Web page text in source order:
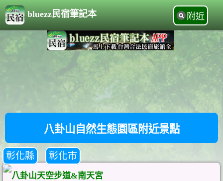
bluezz民宿筆記本 附近
八卦山自然生態園區附近景點
彰化縣 彰化市
八卦山天空步道&南天宮